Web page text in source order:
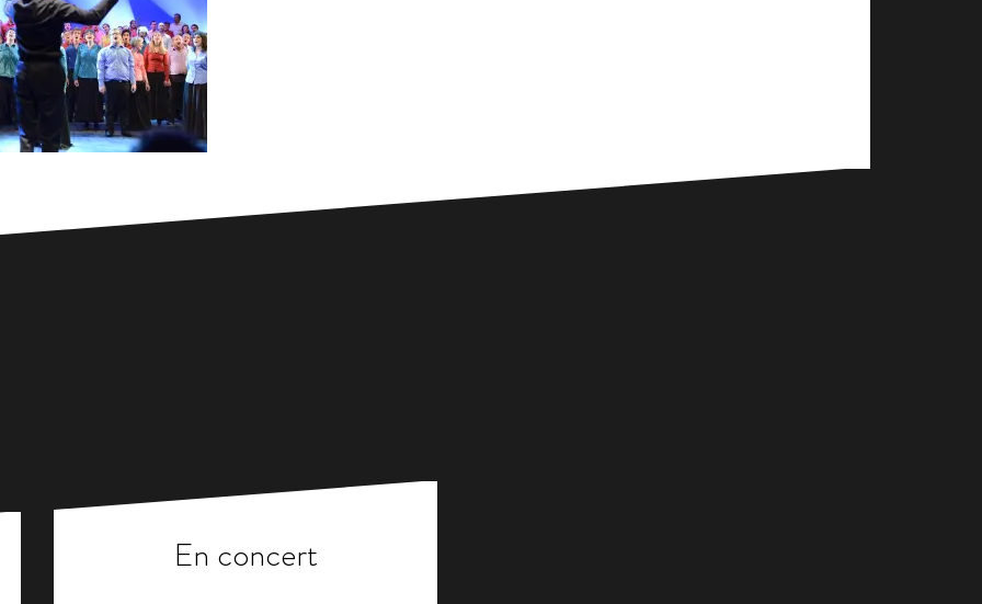
En concert